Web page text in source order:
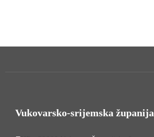
Vukovarsko-srijemska županija